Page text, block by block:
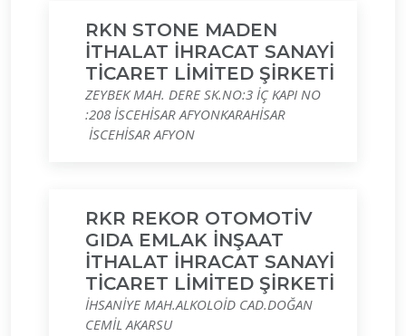
RKN STONE MADEN
İTHALAT İHRACAT SANAYİ
TİCARET LİMİTED ŞİRKETİ
ZEYBEK MAH. DERE SK.NO:3 İÇ KAPI NO
:208 İSCEHİSAR AFYONKARAHİSAR
İSCEHİSAR AFYON
RKR REKOR OTOMOTİV
GIDA EMLAK İNŞAAT
İTHALAT İHRACAT SANAYİ
TİCARET LİMİTED ŞİRKETİ
İHSANİYE MAH.ALKOLOİD CAD.DOĞAN
CEMİL AKARSU